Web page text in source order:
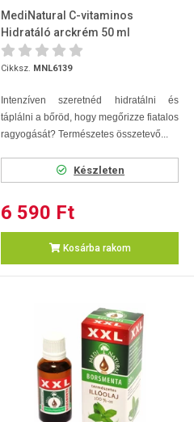
MediNatural C-vitaminos
Hidratáló arckrém 50 ml
Cikksz. MNL6139
Intenzíven szeretnéd hidratálni és
táplálni a bőröd, hogy megőrizze fiatalos
ragyogását? Természetes összetevő...
Készleten
6 590 Ft
Kosárba rakom